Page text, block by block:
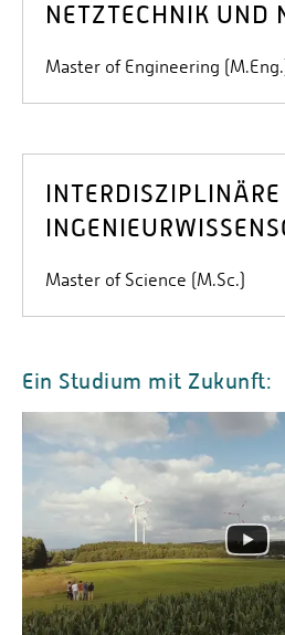
NETZTECHNIK UND
Master of Engineering
INTERDISZIPLINÄRE
Master of Science (M.Sc.)
Ein Studium mit Zukunft: